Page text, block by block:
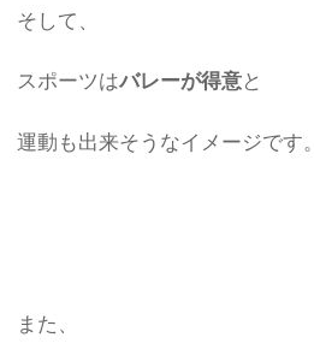
そして、
スポーツはバレーが得意と
運動も出来そうなイメージです。
また、